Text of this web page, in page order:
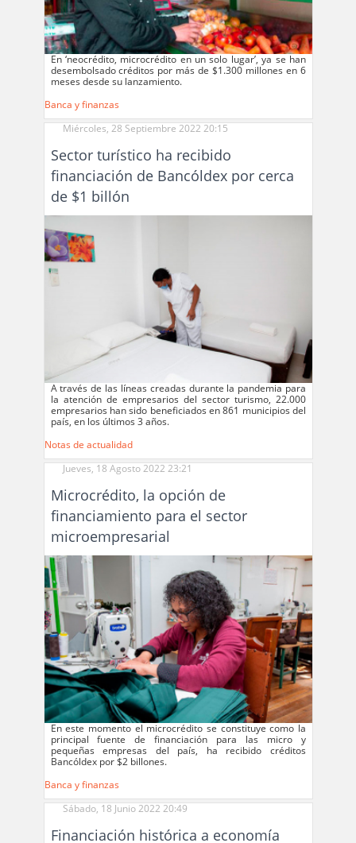
En ‘neocrédito, microcrédito en un solo lugar’, ya se han
desembolsado créditos por más de $1.300 millones en 6
meses desde su lanzamiento.
Banca y finanzas
Miércoles, 28 Septiembre 2022 20:15
Sector turístico ha recibido
financiación de Bancóldex por cerca
de $1 billón
A través de las líneas creadas durante la pandemia para
la atención de empresarios del sector turismo, 22.000
empresarios han sido beneficiados en 861 municipios del
país, en los últimos 3 años.
Notas de actualidad
Jueves, 18 Agosto 2022 23:21
Microcrédito, la opción de
financiamiento para el sector
microempresarial
En este momento el microcrédito se constituye como la
principal fuente de financiación para las micro y
pequeñas empresas del país, ha recibido créditos
Bancóldex por $2 billones.
Banca y finanzas
Sábado, 18 Junio 2022 20:49
Financiación histórica a economía